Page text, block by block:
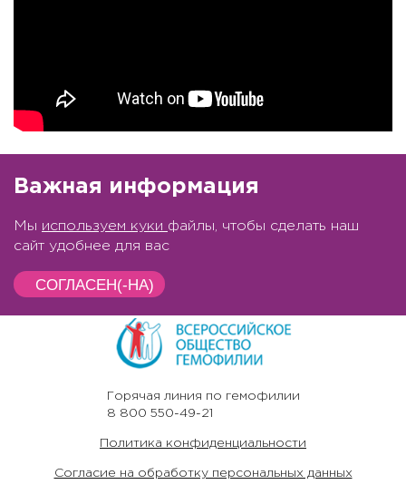
Важная информация
Мы используем куки файлы, чтобы сделать наш
сайт удобнее для вас
СОГЛАСЕН(-НА)
Горячая линия по гемофилии
8 800 550-49-21
Политика конфиденциальности
Согласие на обработку персональных данных